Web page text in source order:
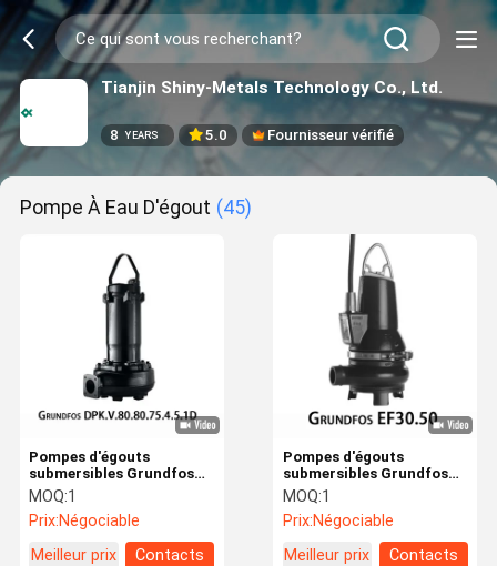
Tianjin Shiny-Metals Technology Co., Ltd.
8 YEARS 5.0 Fournisseur vérifié
Pompe À Eau D'égout (45)
Pompes d'égouts
submersibles Grundfos
Dpk Non obstruant
inondation eau de pluie
Transfert d'eau sale
Pompes d'égouts
submersibles
MOQ:1
Prix:Négociable
Meilleur prix
Contacts
Pompes d'égouts
submersibles Grundfos
Ef30.50 Pas obstruant les
eaux de pluie et les eaux
de pluie
MOQ:1
Prix:Négociable
Meilleur prix
Contacts